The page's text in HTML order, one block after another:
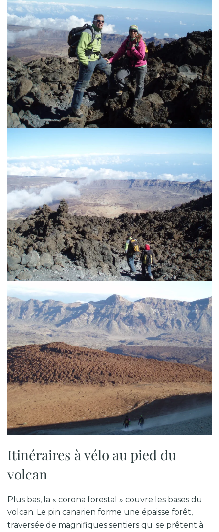
Itinéraires à vélo au pied du
volcan
Plus bas, la « corona forestal » couvre les bases du
volcan. Le pin canarien forme une épaisse forêt,
traversée de magnifiques sentiers qui se prêtent à